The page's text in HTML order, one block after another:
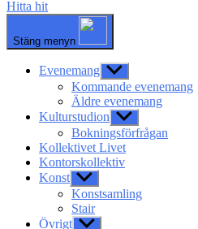
Hitta hit
Stäng menyn
Evenemang Visa
undermeny
Kommande evenemang
Äldre evenemang
Kulturstudion Visa
undermeny
Bokningsförfrågan
Kollektivet Livet
Kontorskollektiv
Konst Visa
undermeny
Konstsamling
Stair
Övrigt Visa